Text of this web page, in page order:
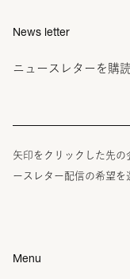
News letter
ニュースレターを購読
矢印をクリックした先の
ースレター配信の希望を
Menu